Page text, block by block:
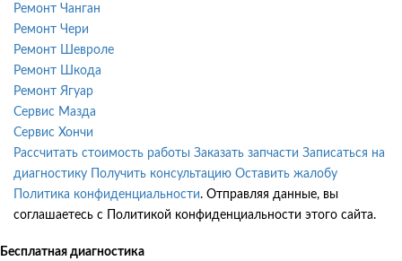
Ремонт Чанган
Ремонт Чери
Ремонт Шевроле
Ремонт Шкода
Ремонт Ягуар
Сервис Мазда
Сервис Хончи
Рассчитать стоимость работы Заказать запчасти Записаться на
диагностику
Получить консультацию Оставить жалобу
Политика конфиденциальности. Отправляя данные, вы
соглашаетесь с Политикой конфиденциальности этого сайта.
Бесплатная диагностика